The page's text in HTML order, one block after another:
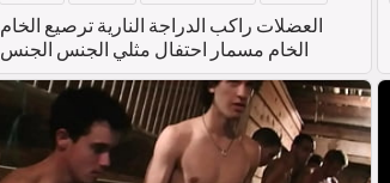
العضلات راكب الدراجة النارية ترصيع الخام
الخام مسمار احتفال مثلي الجنس الجنس